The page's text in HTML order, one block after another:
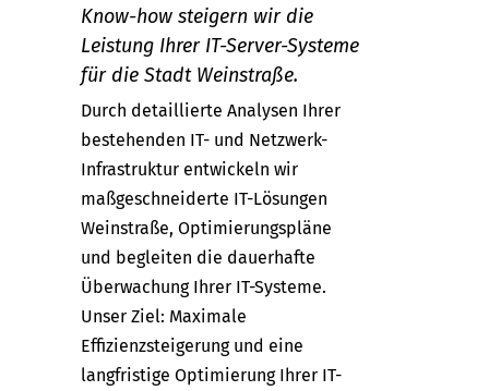
Know-how steigern wir die
Leistung Ihrer IT-Server-Systeme
für die Stadt Weinstraße.
Durch detaillierte Analysen Ihrer
bestehenden IT- und Netzwerk-
Infrastruktur entwickeln wir
maßgeschneiderte IT-Lösungen
Weinstraße, Optimierungspläne
und begleiten die dauerhafte
Überwachung Ihrer IT-Systeme.
Unser Ziel: Maximale
Effizienzsteigerung und eine
langfristige Optimierung Ihrer IT-